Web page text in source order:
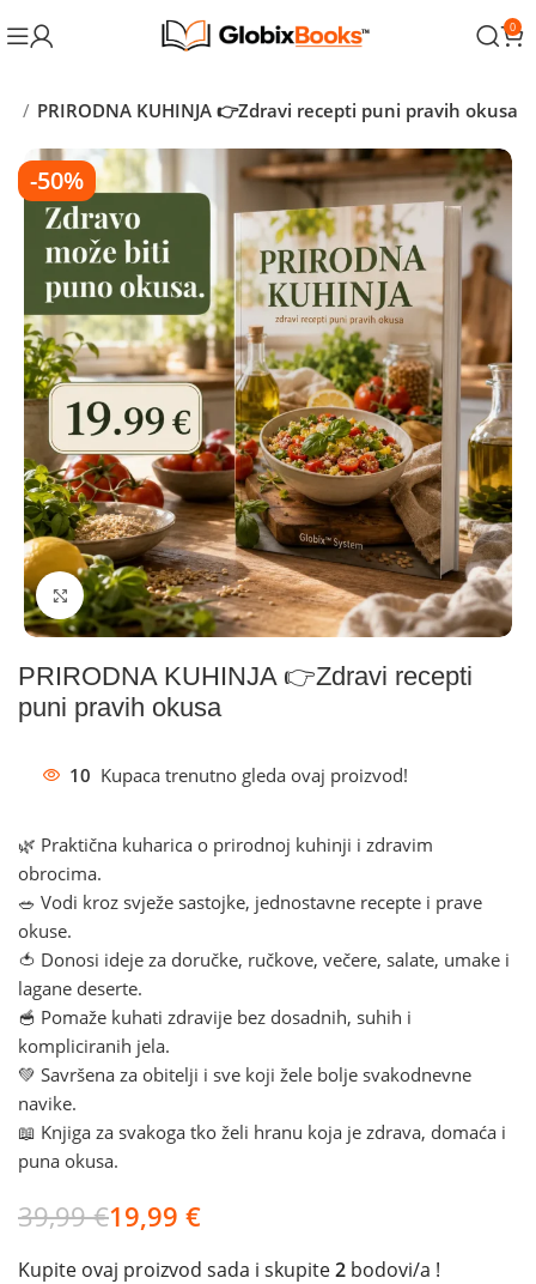
0
PRIRODNA KUHINJA 👉Zdravi recepti puni pravih okusa
-50%
Klikni za povećanje
PRIRODNA KUHINJA 👉Zdravi recepti
puni pravih okusa
10 Kupaca trenutno gleda ovaj proizvod!
🌿 Praktična kuharica o prirodnoj kuhinji i zdravim
obrocima.
🥗 Vodi kroz svježe sastojke, jednostavne recepte i prave
okuse.
🍅 Donosi ideje za doručke, ručkove, večere, salate, umake i
lagane deserte.
🥣 Pomaže kuhati zdravije bez dosadnih, suhih i
kompliciranih jela.
💚 Savršena za obitelji i sve koji žele bolje svakodnevne
navike.
📖 Knjiga za svakoga tko želi hranu koja je zdrava, domaća i
puna okusa.
39,99€19,99 €
Kupite ovaj proizvod sada i skupite2 bodovi/a !